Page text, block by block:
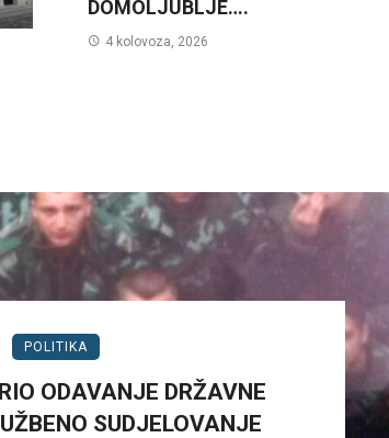
DOMOLJUBLJE….
4 kolovoza, 2026
POLITIKA
ODAVANJE DRŽAVNE
SUDJELOVANJE